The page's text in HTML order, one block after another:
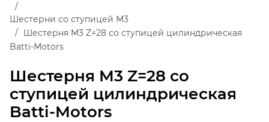
Шестерня M3 Z=28 со
ступицей цилиндрическая
Batti-Motors
Шестерни со ступицей М3
Шестерня M3 Z=28 со ступицей цилиндрическая
Batti-Motors